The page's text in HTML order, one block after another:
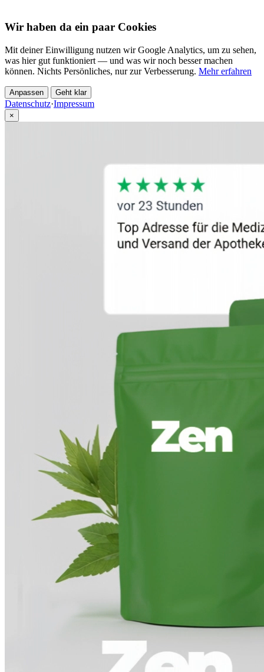
Wir haben da ein paar Cookies
Mit deiner Einwilligung nutzen wir Google Analytics, um zu sehen,
was hier gut funktioniert — und was wir noch besser machen
können. Nichts Persönliches, nur zur Verbesserung. Mehr erfahren
Anpassen Geht klar
Datenschutz·Impressum
×